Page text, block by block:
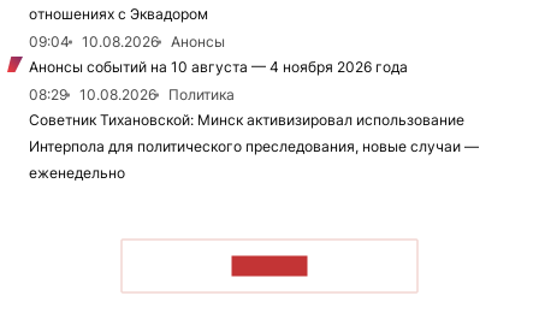
отношениях с Эквадором
09:04
10.08.2026
Анонсы
Анонсы событий на 10 августа — 4 ноября 2026 года
08:29
10.08.2026
Политика
Советник Тихановской: Минск активизировал использование
Интерпола для политического преследования, новые случаи —
еженедельно